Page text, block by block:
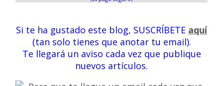
Si te ha gustado este blog, SUSCRÍBETE aquí
(tan solo tienes que anotar tu email).
Te llegará un aviso cada vez que publique
nuevos artículos.